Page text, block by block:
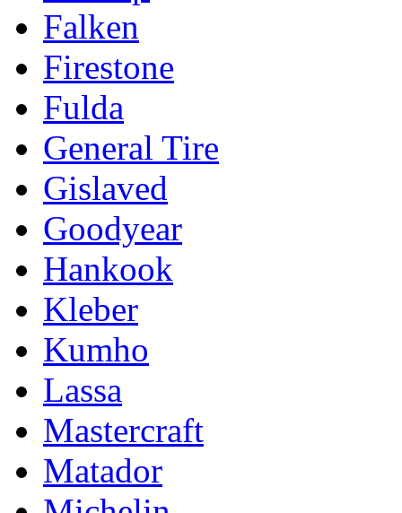
Falken
Firestone
Fulda
General Tire
Gislaved
Goodyear
Hankook
Kleber
Kumho
Lassa
Mastercraft
Matador